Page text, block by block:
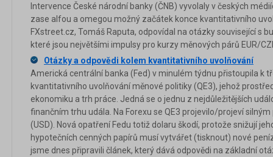
Intervence České národní banky (ČNB) vyvolaly v českých
zase alfou a omegou možný začátek konce kvantitativního
FXstreet.cz, Tomáš Raputa, odpovídal na otázky související s
které jsou největšími impulsy pro kurzy měnových párů EUR/
Otázky a odpovědi kolem kvantitativního uvolňování
Americká centrální banka (Fed) v minulém týdnu přistoupila k
kvantitativního uvolňování měnové politiky (QE3), jehož
ekonomiku a trh práce. Jedná se o jednu z nejdůležitějších
finančním trhu udála. Na Forexu se QE3 projevilo/projeví
(USD). Nová opatření Fedu totiž dolaru škodí, protože snižují
hypotečních cenných papírů musí vytvářet (tisknout) nové
jsme dnes připravili článek, který dává odpovědi na základní